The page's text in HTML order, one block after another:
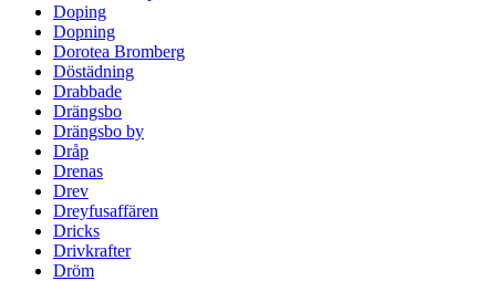
Doping
Dopning
Dorotea Bromberg
Döstädning
Drabbade
Drängsbo
Drängsbo by
Dråp
Drenas
Drev
Dreyfusaffären
Dricks
Drivkrafter
Dröm